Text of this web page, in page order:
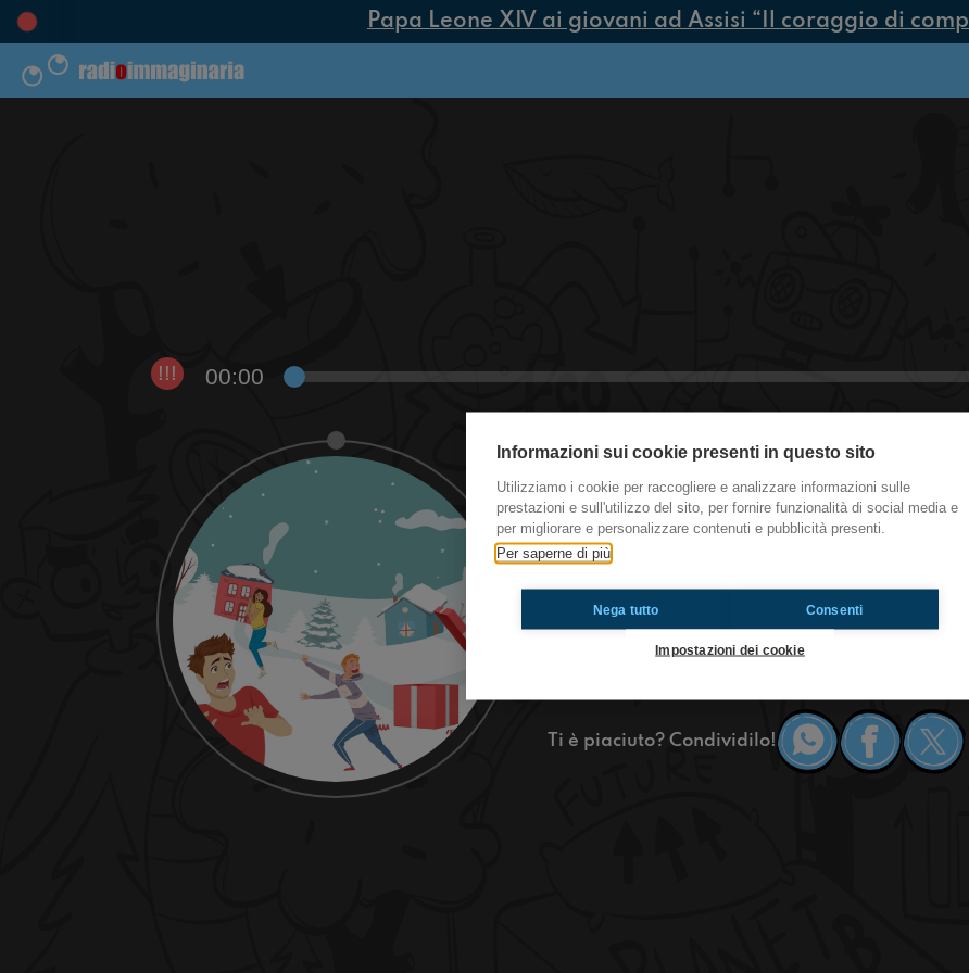
Papa Leone XIV ai giovani ad Assisi “Il coraggio di
!!! 00:00
#Medicina Regali da incubo
Bella rega! Il natale si avvicina, voi avete già
quelli che li comprano all'ultimo? Se anche voi
https://www.radioimmaginaria.it
Ti è piaciuto? Condividilo!
Informazioni sui cookie presenti in questo sito
Utilizziamo i cookie per raccogliere e analizzare informazioni sulle
prestazioni e sull'utilizzo del sito, per fornire funzionalità di social media e
per migliorare e personalizzare contenuti e pubblicità presenti.
Per saperne di più
Nega tutto Consenti
Impostazioni dei cookie